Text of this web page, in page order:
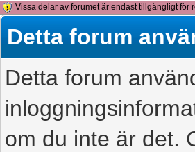
Vissa delar av forumet är endast tillgängligt
detta meddelande.
Detta forum
Detta forum
om du inte är det.